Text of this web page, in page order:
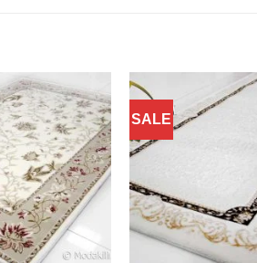
Добавить
в
избранное
SALE